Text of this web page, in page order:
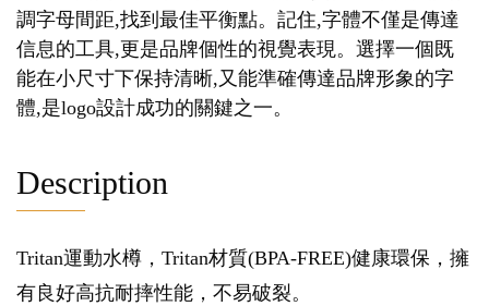
調字母間距,找到最佳平衡點。記住,字體不僅是傳達
信息的工具,更是品牌個性的視覺表現。選擇一個既
能在小尺寸下保持清晰,又能準確傳達品牌形象的字
體,是logo設計成功的關鍵之一。
Description
Tritan運動水樽，Tritan材質(BPA-FREE)健康環保，擁
有良好高抗耐摔性能，不易破裂。